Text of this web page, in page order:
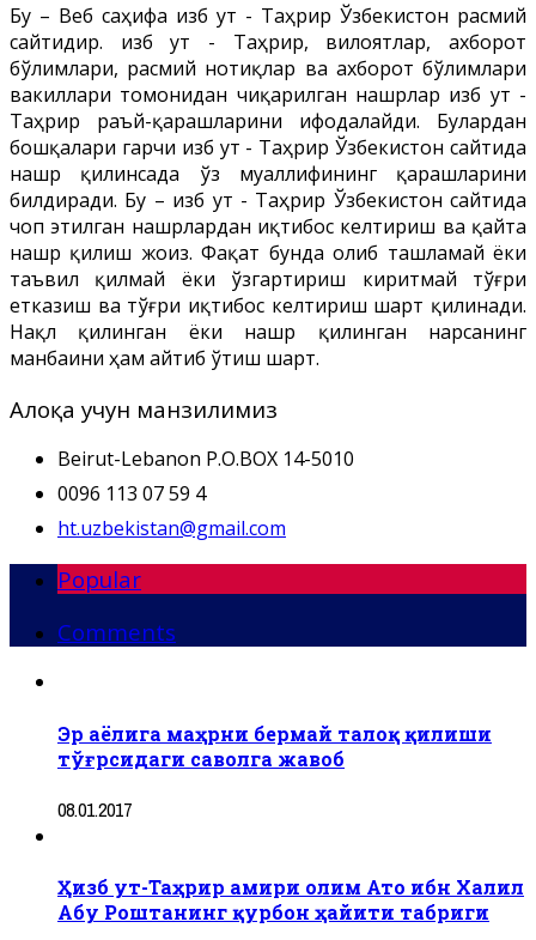
Бу – Веб саҳифа Ҳизб ут - Таҳрир Ўзбекистон расмий
сайтидир. Ҳизб ут - Таҳрир, вилоятлар, ахборот
бўлимлари, расмий нотиқлар ва ахборот бўлимлари
вакиллари томонидан чиқарилган нашрлар Ҳизб ут -
Таҳрир раъй-қарашларини ифодалайди. Булардан
бошқалари гарчи Ҳизб ут - Таҳрир Ўзбекистон сайтида
нашр қилинсада ўз муаллифининг қарашларини
билдиради. Бу – Ҳизб ут - Таҳрир Ўзбекистон сайтида
чоп этилган нашрлардан иқтибос келтириш ва қайта
нашр қилиш жоиз. Фақат бунда олиб ташламай ёки
таъвил қилмай ёки ўзгартириш киритмай тўғри
етказиш ва тўғри иқтибос келтириш шарт қилинади.
Нақл қилинган ёки нашр қилинган нарсанинг
манбаини ҳам айтиб ўтиш шарт.
Алоқа учун манзилимиз
Beirut-Lebanon P.O.BOX 14-5010
0096 113 07 59 4
ht.uzbekistan@gmail.com
Popular
Comments
Эр аёлига маҳрни бермай талоқ қилиши
тўғрсидаги саволга жавоб
08.01.2017
Ҳизб ут-Таҳрир амири олим Ато ибн Халил
Абу Роштанинг қурбон ҳайити табриги